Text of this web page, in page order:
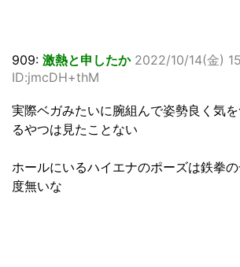
909: 激熱と申したか 2022/10/14(金)
ID:jmcDH+thM
実際ベガみたいに腕組んで姿勢良く気
るやつは見たことない
ホールにいるハイエナのポーズは鉄拳
度無いな